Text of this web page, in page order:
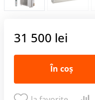
31 500 lei
În coș